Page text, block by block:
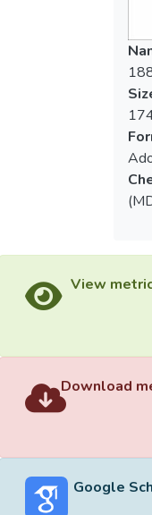
View
Download
Google